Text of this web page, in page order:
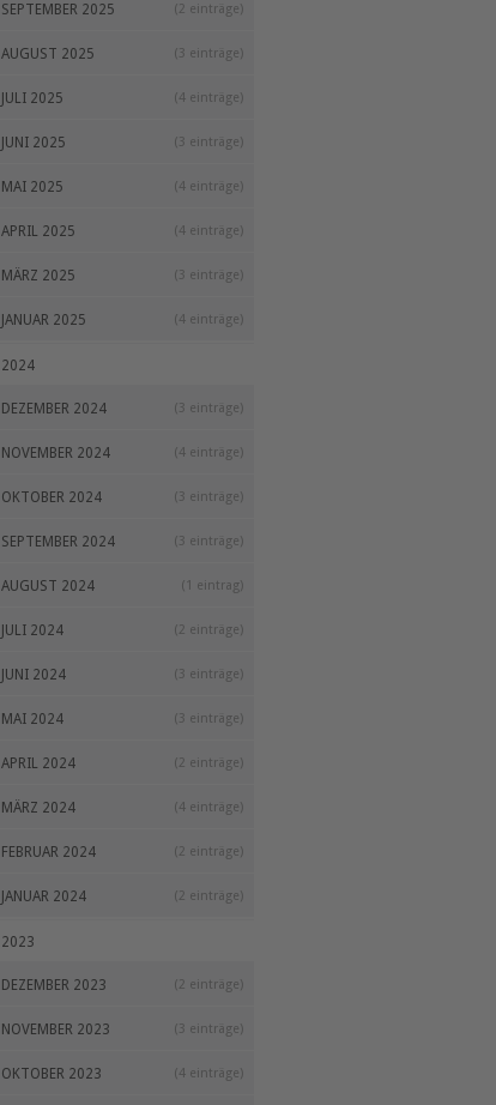
SEPTEMBER 2025 (2 einträge)
AUGUST 2025 (3 einträge)
JULI 2025 (4 einträge)
JUNI 2025 (3 einträge)
MAI 2025 (4 einträge)
APRIL 2025 (4 einträge)
MÄRZ 2025 (3 einträge)
JANUAR 2025 (4 einträge)
2024
DEZEMBER 2024 (3 einträge)
NOVEMBER 2024 (4 einträge)
OKTOBER 2024 (3 einträge)
SEPTEMBER 2024 (3 einträge)
AUGUST 2024 (1 eintrag)
JULI 2024 (2 einträge)
JUNI 2024 (3 einträge)
MAI 2024 (3 einträge)
APRIL 2024 (2 einträge)
MÄRZ 2024 (4 einträge)
FEBRUAR 2024 (2 einträge)
JANUAR 2024 (2 einträge)
2023
DEZEMBER 2023 (2 einträge)
NOVEMBER 2023 (3 einträge)
OKTOBER 2023 (4 einträge)